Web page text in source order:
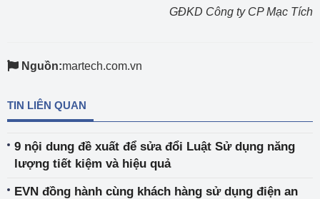
GĐKD Công ty CP Mạc Tích
Nguồn:martech.com.vn
TIN LIÊN QUAN
9 nội dung đề xuất để sửa đổi Luật Sử dụng năng
lượng tiết kiệm và hiệu quả
EVN đồng hành cùng khách hàng sử dụng điện an